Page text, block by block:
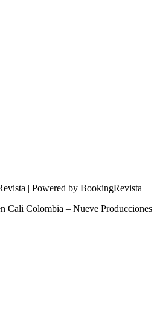
| Powered by BookingRevista
Cali Colombia – Nueve Producciones